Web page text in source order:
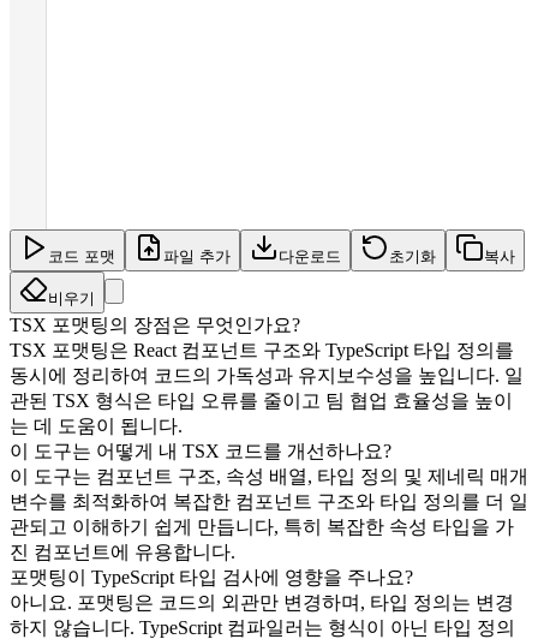
코드 포맷 파일 추가 다운로드 초기화 복사
비우기
TSX 포맷팅의 장점은 무엇인가요?
TSX 포맷팅은 React 컴포넌트 구조와 TypeScript 타입 정의를
동시에 정리하여 코드의 가독성과 유지보수성을 높입니다. 일
관된 TSX 형식은 타입 오류를 줄이고 팀 협업 효율성을 높이
는 데 도움이 됩니다.
이 도구는 어떻게 내 TSX 코드를 개선하나요?
이 도구는 컴포넌트 구조, 속성 배열, 타입 정의 및 제네릭 매개
변수를 최적화하여 복잡한 컴포넌트 구조와 타입 정의를 더 일
관되고 이해하기 쉽게 만듭니다, 특히 복잡한 속성 타입을 가
진 컴포넌트에 유용합니다.
포맷팅이 TypeScript 타입 검사에 영향을 주나요?
아니요. 포맷팅은 코드의 외관만 변경하며, 타입 정의는 변경
하지 않습니다. TypeScript 컴파일러는 형식이 아닌 타입 정의